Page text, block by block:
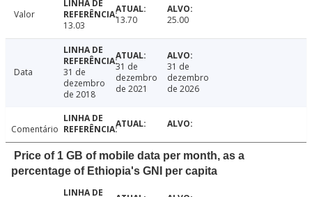
Valor
13.03
13.70 25.00
Data
31 de
dezembro
de 2018
31 de
dezembro
de 2021
31 de
dezembro
de 2026
Comentário
Price of 1 GB of mobile data per month, as a
percentage of Ethiopia's GNI per capita